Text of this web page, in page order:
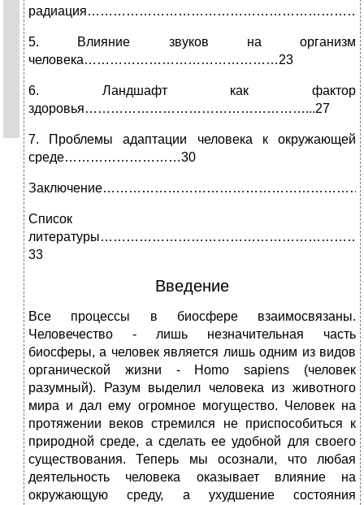
5. Влияние звуков на организм
человека………………………………………23
6. Ландшафт как фактор
здоровья……………………………………………...27
7. Проблемы адаптации человека к окружающей
среде………………………30
Список
33
Введение
Все процессы в биосфере взаимосвязаны.
Человечество - лишь незначительная часть
биосферы, а человек является лишь одним из видов
органической жизни - Homo sapiens (человек
разумный). Разум выделил человека из животного
мира и дал ему огромное могущество. Человек на
протяжении веков стремился не приспособиться к
природной среде, а сделать ее удобной для своего
существования. Теперь мы осознали, что любая
деятельность человека оказывает влияние на
окружающую среду, а ухудшение состояния